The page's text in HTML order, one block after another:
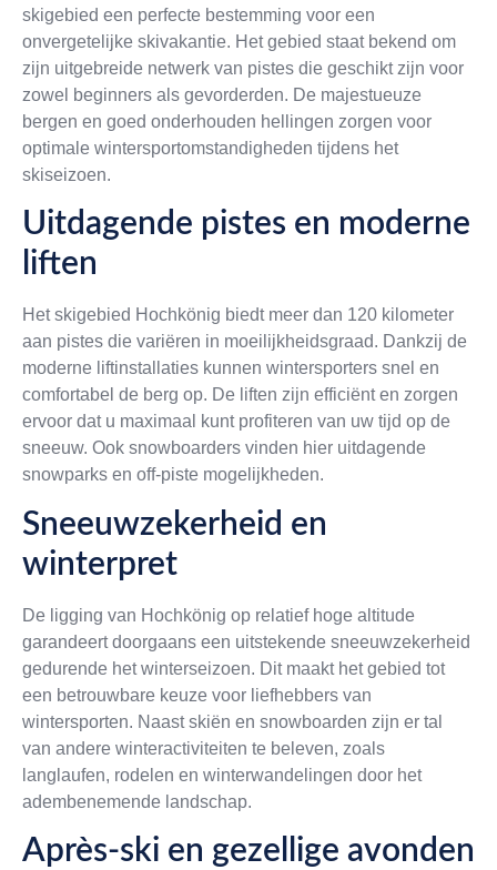
skigebied een perfecte bestemming voor een
onvergetelijke skivakantie. Het gebied staat bekend om
zijn uitgebreide netwerk van pistes die geschikt zijn voor
zowel beginners als gevorderden. De majestueuze
bergen en goed onderhouden hellingen zorgen voor
optimale wintersportomstandigheden tijdens het
skiseizoen.
Uitdagende pistes en moderne
liften
Het skigebied Hochkönig biedt meer dan 120 kilometer
aan pistes die variëren in moeilijkheidsgraad. Dankzij de
moderne liftinstallaties kunnen wintersporters snel en
comfortabel de berg op. De liften zijn efficiënt en zorgen
ervoor dat u maximaal kunt profiteren van uw tijd op de
sneeuw. Ook snowboarders vinden hier uitdagende
snowparks en off-piste mogelijkheden.
Sneeuwzekerheid en
winterpret
De ligging van Hochkönig op relatief hoge altitude
garandeert doorgaans een uitstekende sneeuwzekerheid
gedurende het winterseizoen. Dit maakt het gebied tot
een betrouwbare keuze voor liefhebbers van
wintersporten. Naast skiën en snowboarden zijn er tal
van andere winteractiviteiten te beleven, zoals
langlaufen, rodelen en winterwandelingen door het
adembenemende landschap.
Après-ski en gezellige avonden